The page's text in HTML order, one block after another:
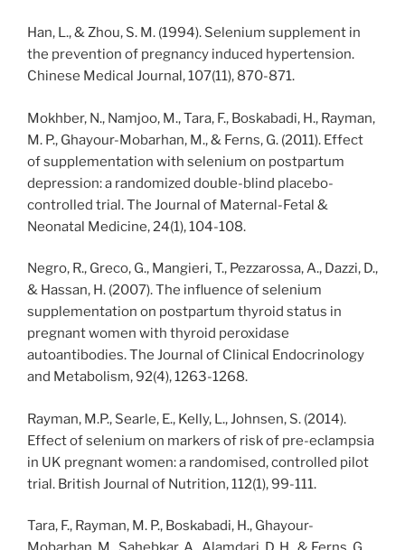
Han, L., & Zhou, S. M. (1994). Selenium supplement in
the prevention of pregnancy induced hypertension.
Chinese Medical Journal, 107(11), 870-871.
Mokhber, N., Namjoo, M., Tara, F., Boskabadi, H., Rayman,
M. P., Ghayour-Mobarhan, M., & Ferns, G. (2011). Effect
of supplementation with selenium on postpartum
depression: a randomized double-blind placebo-
controlled trial. The Journal of Maternal-Fetal &
Neonatal Medicine, 24(1), 104-108.
Negro, R., Greco, G., Mangieri, T., Pezzarossa, A., Dazzi, D.,
& Hassan, H. (2007). The influence of selenium
supplementation on postpartum thyroid status in
pregnant women with thyroid peroxidase
autoantibodies. The Journal of Clinical Endocrinology
and Metabolism, 92(4), 1263-1268.
Rayman, M.P., Searle, E., Kelly, L., Johnsen, S. (2014).
Effect of selenium on markers of risk of pre-eclampsia
in UK pregnant women: a randomised, controlled pilot
trial. British Journal of Nutrition, 112(1), 99-111.
Tara, F., Rayman, M. P., Boskabadi, H., Ghayour-